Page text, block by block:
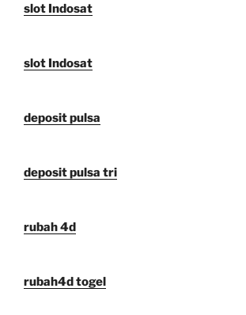
slot Indosat
slot Indosat
deposit pulsa
deposit pulsa tri
rubah 4d
rubah4d togel